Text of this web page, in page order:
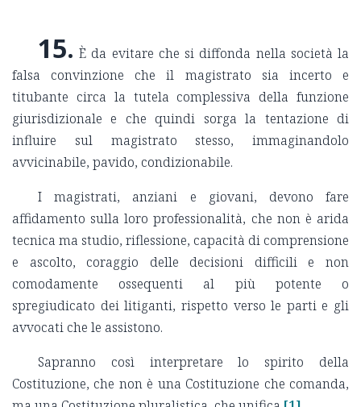
15. È da evitare che si diffonda nella società la
falsa convinzione che il magistrato sia incerto e
titubante circa la tutela complessiva della funzione
giurisdizionale e che quindi sorga la tentazione di
influire sul magistrato stesso, immaginandolo
avvicinabile, pavido, condizionabile.
I magistrati, anziani e giovani, devono fare
affidamento sulla loro professionalità, che non è arida
tecnica ma studio, riflessione, capacità di comprensione
e ascolto, coraggio delle decisioni difficili e non
comodamente ossequenti al più potente o
spregiudicato dei litiganti, rispetto verso le parti e gli
avvocati che le assistono.
Sapranno così interpretare lo spirito della
Costituzione, che non è una Costituzione che comanda,